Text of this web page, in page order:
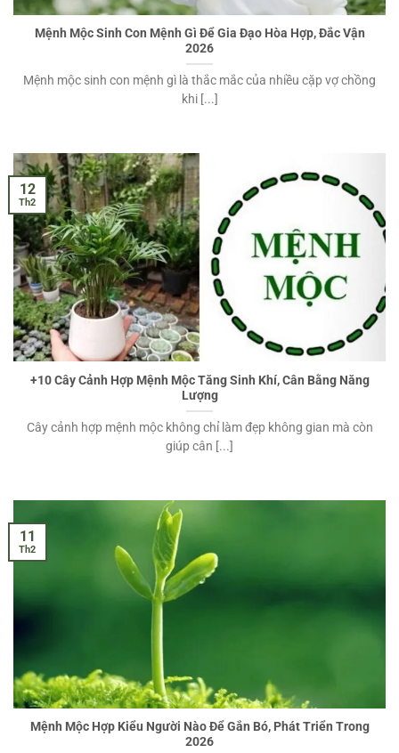
Mệnh Mộc Sinh Con Mệnh Gì Để Gia Đạo Hòa Hợp, Đắc Vận
2026
Mệnh mộc sinh con mệnh gì là thắc mắc của nhiều cặp vợ chồng
khi [...]
+10 Cây Cảnh Hợp Mệnh Mộc Tăng Sinh Khí, Cân Bằng Năng
Lượng
Cây cảnh hợp mệnh mộc không chỉ làm đẹp không gian mà còn
giúp cân [...]
12
Th2
Mệnh Mộc Hợp Kiểu Người Nào Để Gắn Bó, Phát Triển Trong
2026
11
Th2